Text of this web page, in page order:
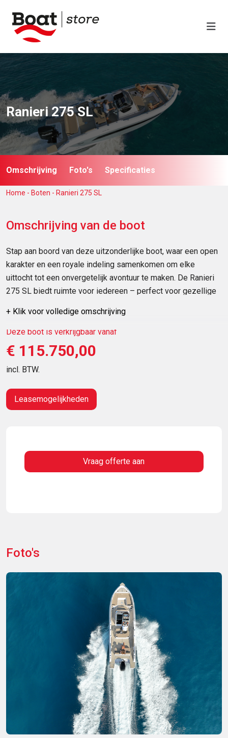
Ranieri 275 SL
Omschrijving Foto's Specificaties
Home - Boten - Ranieri 275 SL
Omschrijving van de boot
Stap aan boord van deze uitzonderlijke boot, waar een open
karakter en een royale indeling samenkomen om elke
uittocht tot een onvergetelijk avontuur te maken. De Ranieri
275 SL biedt ruimte voor iedereen – perfect voor gezellige
dag op het water met vrienden.
Open en uitnodigend:
plattegrond die zorgt voor een gevoel van eindeloze vrijheid.
Ruimte voor gezelschap:
Beleef de perfecte mix van design, functionaliteit en
drijvende toevluchtsoord voor onvergetelijke momenten op
Uiteraard is deze schitterende boot standaard al heel
compleet uitgevoerd met de volgende opties:
Grijze gelcoat aan zijkant
Stuurconsole grijs
Boeg zonnedek met 4 carbon palen
Achtersteven zonnedek met 4 carbon palen
Systeem voor extra batterijen
Electrisch pakket
+ Klik voor volledige omschrijving
Deze boot is verkrijgbaar vanaf
€ 115.750,00
incl. BTW.
Leasemogelijkheden
Vraag offerte aan
Foto's